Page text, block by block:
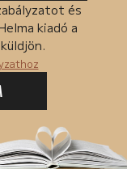
és
kiadó a